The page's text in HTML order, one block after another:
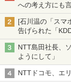
への考え方にも
[石川温の「スマ
告げられた「
穴と楽天モバイ
NTT島田社長、
ようにして」
NTTドコモ、エ